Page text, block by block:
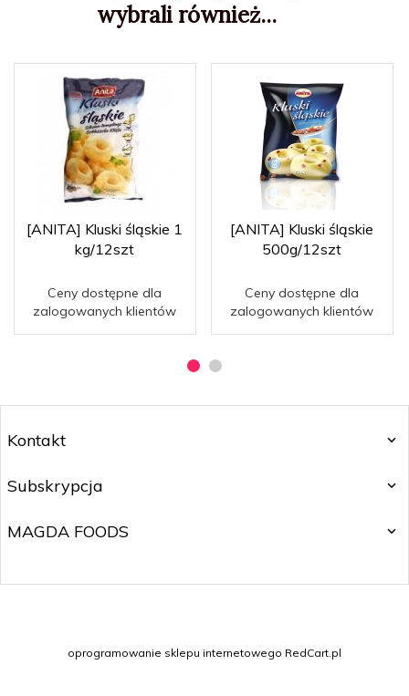
wybrali również...
[ANITA] Kluski śląskie 1
kg/12szt
Ceny dostępne dla
zalogowanych klientów
[ANITA] Kluski śląskie
500g/12szt
Ceny dostępne dla
zalogowanych klientów
Kontakt
Subskrypcja
MAGDA FOODS
oprogramowanie sklepu internetowego RedCart.pl